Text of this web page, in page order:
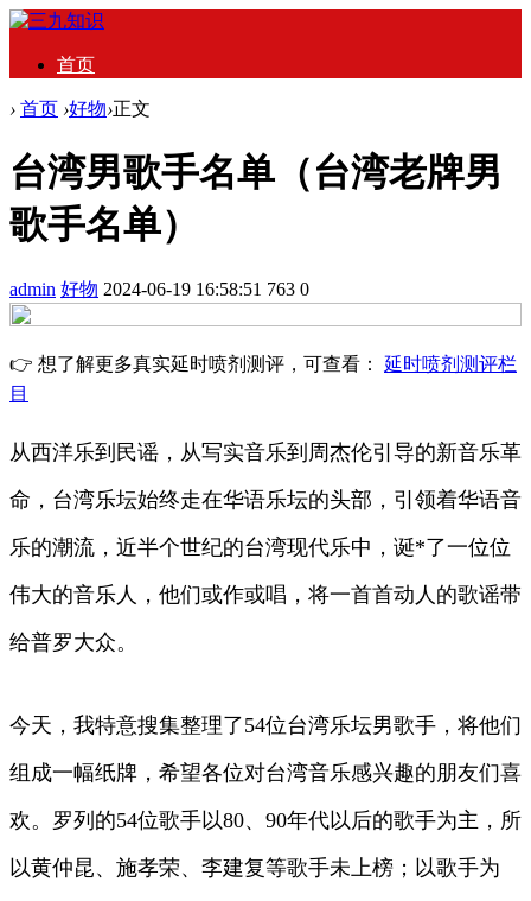
首页
› 首页 ›好物›正文
台湾男歌手名单（台湾老牌男
歌手名单）
admin 好物 2024-06-19 16:58:51 763 0
👉 想了解更多真实延时喷剂测评，可查看： 延时喷剂测评栏
目
从西洋乐到民谣，从写实音乐到周杰伦引导的新音乐革
命，台湾乐坛始终走在华语乐坛的头部，引领着华语音
乐的潮流，近半个世纪的台湾现代乐中，诞*了一位位
伟大的音乐人，他们或作或唱，将一首首动人的歌谣带
给普罗大众。
今天，我特意搜集整理了54位台湾乐坛男歌手，将他们
组成一幅纸牌，希望各位对台湾音乐感兴趣的朋友们喜
欢。罗列的54位歌手以80、90年代以后的歌手为主，所
以黄仲昆、施孝荣、李建复等歌手未上榜；以歌手为